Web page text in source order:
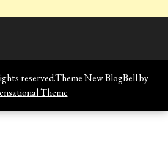
reserved.Theme New BlogBell by
Theme